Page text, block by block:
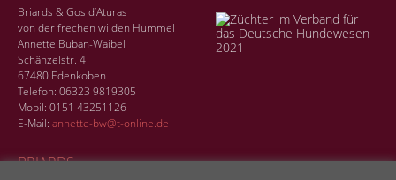
Briards & Gos d’Aturas
von der frechen wilden Hummel
Annette Buban-Waibel
Schänzelstr. 4
67480 Edenkoben
Telefon: 06323 9819305
Mobil: 0151 43251126
E-Mail: annette-bw@t-online.de
BRIARDS